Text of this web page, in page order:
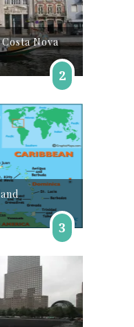
Nova
2
3